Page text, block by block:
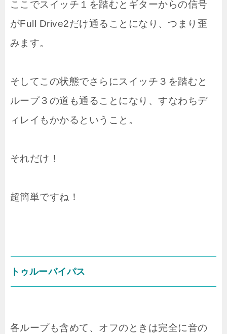
ここでスイッチ１を踏むとギターからの信号
がFull Drive2だけ通ることになり、つまり歪
みます。
そしてこの状態でさらにスイッチ３を踏むと
ループ３の道も通ることになり、すなわちデ
ィレイもかかるということ。
それだけ！
超簡単ですね！
トゥルーバイパス
各ループも含めて、オフのときは完全に音の